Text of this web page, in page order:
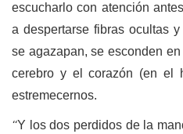
escucharlo con atención
a despertarse fibras ocultas
se agazapan, se esconden
cerebro y el corazón (en el
estremecernos.
“Y los dos perdidos de la